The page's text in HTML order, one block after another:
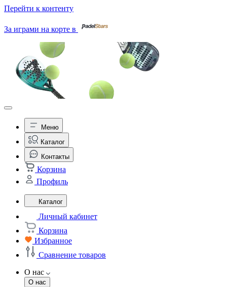
Перейти к контенту
За играми на корте в
Меню
Каталог
Контакты
Корзина
Профиль
Каталог
Личный кабинет
Корзина
Избранное
Сравнение товаров
О нас
О нас